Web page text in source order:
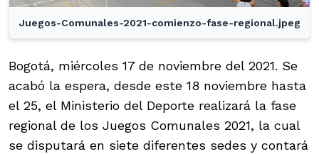
Juegos-Comunales-2021-comienzo-fase-regional.jpeg
Bogotá, miércoles 17 de noviembre del 2021. Se
acabó la espera, desde este 18 noviembre hasta
el 25, el Ministerio del Deporte realizará la fase
regional de los Juegos Comunales 2021, la cual
se disputará en siete diferentes sedes y contará